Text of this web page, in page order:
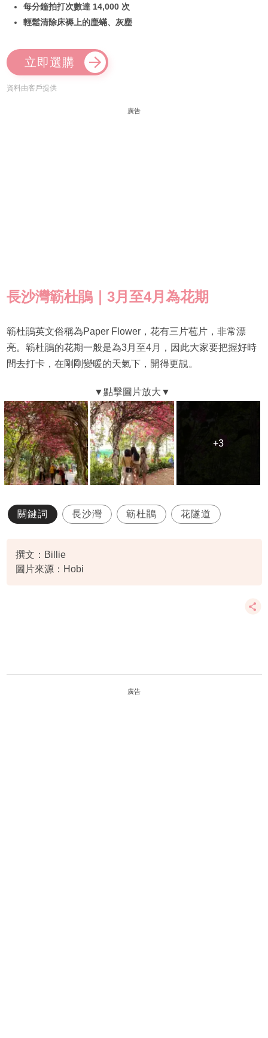
每分鐘拍打次數達 14,000 次
輕鬆清除床褥上的塵蟎、灰塵
立即選購
資料由客戶提供
廣告
長沙灣簕杜鵑｜3月至4月為花期
簕杜鵑英文俗稱為Paper Flower，花有三片苞片，非常漂
亮。簕杜鵑的花期一般是為3月至4月，因此大家要把握好時
間去打卡，在剛剛變暖的天氣下，開得更靚。
+3
+3
關鍵詞 長沙灣 簕杜鵑 花隧道
撰文：Billie
圖片來源：Hobi
廣告